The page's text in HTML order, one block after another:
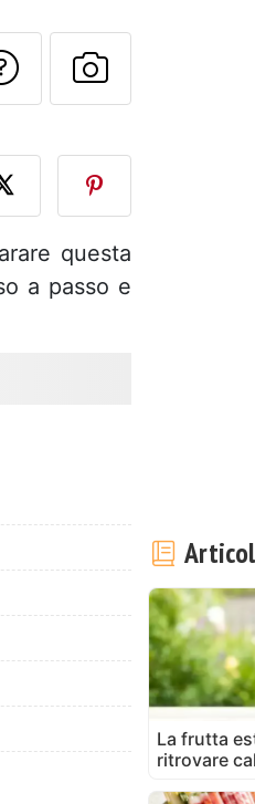
ricetta ad
la ricetta
Contatta
Pubblica
questa
a passo e
La frutta
ritrovare